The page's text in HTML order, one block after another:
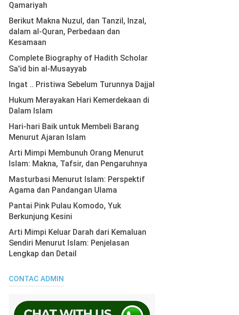
Qamariyah
Berikut Makna Nuzul, dan Tanzil, Inzal,
dalam al-Quran, Perbedaan dan
Kesamaan
Complete Biography of Hadith Scholar
Sa'id bin al-Musayyab
Ingat .. Pristiwa Sebelum Turunnya Dajjal
Hukum Merayakan Hari Kemerdekaan di
Dalam Islam
Hari-hari Baik untuk Membeli Barang
Menurut Ajaran Islam
Arti Mimpi Membunuh Orang Menurut
Islam: Makna, Tafsir, dan Pengaruhnya
Masturbasi Menurut Islam: Perspektif
Agama dan Pandangan Ulama
Pantai Pink Pulau Komodo, Yuk
Berkunjung Kesini
Arti Mimpi Keluar Darah dari Kemaluan
Sendiri Menurut Islam: Penjelasan
Lengkap dan Detail
CONTAC ADMIN